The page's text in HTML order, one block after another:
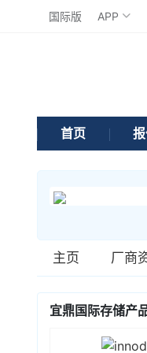
国际版 APP
首页
主页 厂商
宜鼎国际存储产